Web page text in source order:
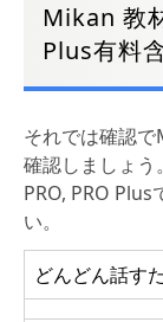
Mikan 教
Plus有料
それでは確認で
確認しましょう。
PRO, PRO
い。
どんどん話す